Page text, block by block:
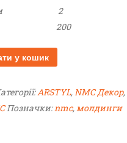
2
200
у кошик
ARSTYL,NMC Декор,
Позначки:nmc,молдинги